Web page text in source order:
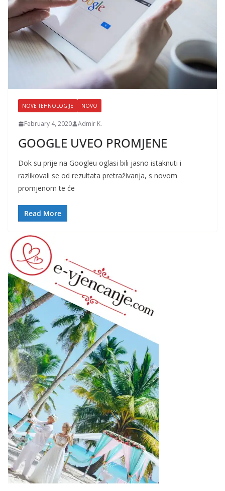
NOVE TEHNOLOGIJE NOVO
February 4, 2020 Admir K.
GOOGLE UVEO PROMJENE
Dok su prije na Googleu oglasi bili jasno istaknuti i
razlikovali se od rezultata pretraživanja, s novom
promjenom te će
Read More